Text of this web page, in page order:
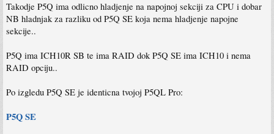
Takodje P5Q ima odlicno hladjenje na napojnoj sekciji za CPU i dobar
NB hladnjak za razliku od P5Q SE koja nema hladjenje napojne
sekcije..
P5Q ima ICH10R SB te ima RAID dok P5Q SE ima ICH10 i nema
RAID opciju..
Po izgledu P5Q SE je identicna tvojoj P5QL Pro:
P5Q SE